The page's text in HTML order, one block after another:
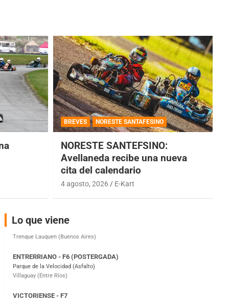
BREVES NORESTE SANTAFESINO
NORESTE SANTEFSINO:
Avellaneda recibe una nueva
cita del calendario
4 agosto, 2026 E-Kart
Lo que viene
COBERTURA ESPECIAL DE E-KART.COM.AR
08/09-AGO
Ramiro Tot (Asfalto)
Baradero (Buenos Aires)
Ciudad de Trenque Lauquen (Asfalto)
ENTRERRIANO - F6 (POSTERGADA)
Parque de la Velocidad (Asfalto)
Villaguay (Entre Ríos)
VICTORIENSE - F7
El Cerro (Tierra)
Victoria (Entre Ríos)
PATAGONICO - F6